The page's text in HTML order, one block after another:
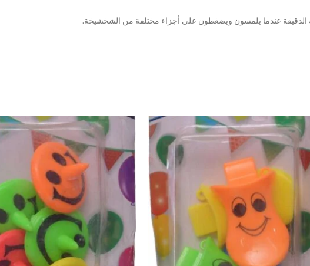
الدقيقة عندما يلمسون ويضغطون على أجزاء مختلفة من الشخشيخة.